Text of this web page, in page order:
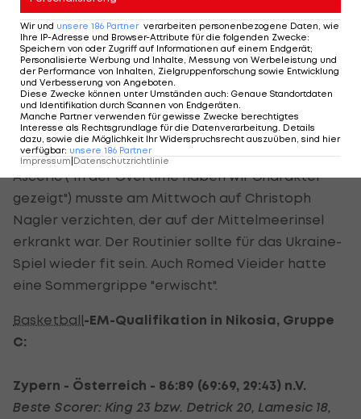
"Wir sind ohne Grund unruhig und hektisch
geworden", so der Teamchef. In den zusätzlichen
fünf Minuten waren es auf ÖBV-SeiteDavor
Lamesic(acht seiner 18 Punkte in der
Verlängerung) und Moritz Lanegger (zehn seiner
zwölf Zähler), die den Unterschied ausmachten.
Asceric ("In der Overtime haben wir Charakter
gezeigt") musste am Mittwoch auf Christoph
Nagler verzichten, der auf der Mittelmeerinsel
erkrankt war. Der Routinier sollte für das Ukraine-
Spiel wieder fit sein. Auch Romed Vieider hatte
eine Sommergrippe "erwischt".
Basketball-EM-Qualifikation in Nikosia, Gruppe
C:
Zypern - Österreich - 86:89 (69:69, 29:43) n.V.
Beste Scorer: King 23 bzw. Detrick 20, Lamesic 18,
Wir und unsere 186 Partner verarbeiten personenbezogene Daten, wie
Ihre IP-Adresse und Browser-Attribute für die folgenden Zwecke:
Speichern von oder Zugriff auf Informationen auf einem Endgerät;
Personalisierte Werbung und Inhalte, Messung von Werbeleistung und
der Performance von Inhalten, Zielgruppenforschung sowie Entwicklung
und Verbesserung von Angeboten.
Diese Zwecke können unter Umständen auch: Genaue Standortdaten
und Identifikation durch Scannen von Endgeräten.
Manche Partner verwenden für gewisse Zwecke berechtigtes
Interesse als Rechtsgrundlage für die Datenverarbeitung. Details
dazu, sowie die Möglichkeit Ihr Widerspruchsrecht auszuüben, sind hier
verfügbar: unsere 186 Partner
Impressum Datenschutzrichtlinie